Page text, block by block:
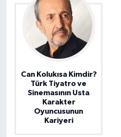
Can Kolukısa Kimdir?
Türk Tiyatro ve
Sinemasının Usta
Karakter
Oyuncusunun
Kariyeri